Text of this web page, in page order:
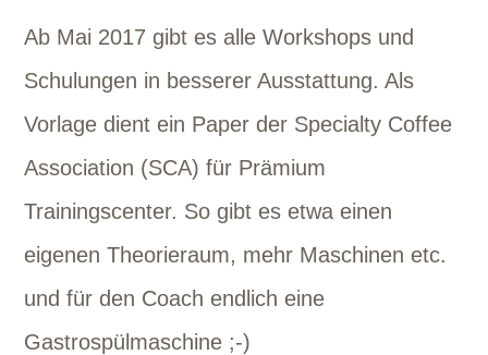
Ab Mai 2017 gibt es alle Workshops und
Schulungen in besserer Ausstattung. Als
Vorlage dient ein Paper der Specialty Coffee
Association (SCA) für Prämium
Trainingscenter. So gibt es etwa einen
eigenen Theorieraum, mehr Maschinen etc.
und für den Coach endlich eine
Gastrospülmaschine ;-)